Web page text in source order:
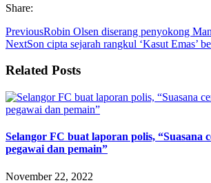
Share:
PreviousRobin Olsen diserang penyokong
NextSon cipta sejarah rangkul ‘Kasut Emas’
Related Posts
Selangor FC buat laporan polis, “Suasana
pegawai dan pemain”
November 22, 2022